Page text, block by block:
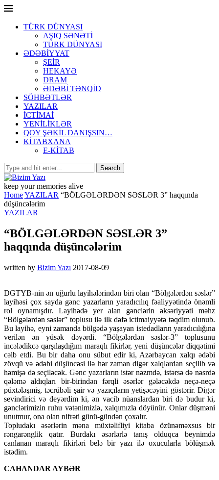
TÜRK DÜNYASI
AŞIQ SƏNƏTİ
TÜRK DÜNYASI
ƏDƏBİYYAT
ŞEİR
HEKAYƏ
DRAM
ƏDƏBİ TƏNQİD
SÖHBƏTLƏR
YAZILAR
İCTİMAİ
YENİLİKLƏR
QOY ŞƏKİL DANIŞSIN…
KİTABXANA
E-KİTAB
keep your memories alive
HomeYAZILAR “BÖLGƏLƏRDƏN SƏSLƏR 3” haqqında
düşüncələrim
YAZILAR
“BÖLGƏLƏRDƏN SƏSLƏR 3”
haqqında düşüncələrim
written by Bizim Yazı 2017-08-09
DGTYB-nin ən uğurlu layihələrindən biri olan “Bölgələrdən səslər”
layihəsi çox sayda gənc yazarların yaradıcılıq fəaliyyətində önəmli
rol oynamışdır. Layihədə yer alan gənclərin əksəriyyəti məhz
“Bölgələrdən səslər” toplusu ilə ilk dəfə ictimaiyyətə təqdim olunub.
Bu layihə, eyni zamanda bölgədə yaşayan istedadların yaradıcılığına
verilən ən yüsək dəyərdi. “Bölgələrdən səslər-3” toplusunu
incələdikcə qarşılaşdığım maraqlı fikirlər, yeni düşüncələr diqqətimi
cəlb etdi. Bu bir daha onu sübut edir ki, Azərbaycan xalqı ədəbi
zövqü və ədəbi düşüncəsi ilə hər zaman digər xalqlardan seçilib və
həmişə də seçiləcək. Gənc yazarların istər nəzmdə, istərsə də nəsrdə
qələmə aldıqları bir-birindən fərqli əsərlər gələcəkdə neçə-neçə
püxtələşmiş, təcrübəli şair və yazıçıların yetişəcəyini göstərir. Digər
sevindirici və deyərdim ki, ən vacib nüanslardan biri də budur ki,
gənclərimizin ruhu vətənimizlə, xalqımızla döyünür. Onlar düşməni
unutmur, ona olan nifrəti günü-gündən çoxalır.
Topludakı əsərlərin məna müxtəlifliyi kitaba özünəməxsus bir
rəngarənglik qatır. Burdakı əsərlərlə tanış olduqca beynimdə
canlanan maraqlı fikirləri belə bir yazı ilə oxucularla bölüşmək
istədim.
CAHANDAR AYBƏR